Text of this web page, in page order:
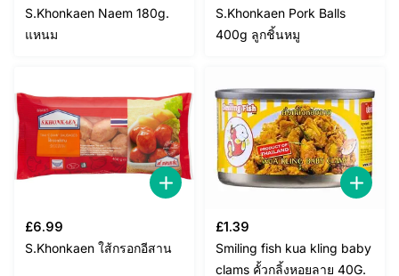
S.Khonkaen Naem 180g.
แหนม
S.Khonkaen Pork Balls
400g ลูกชิ้นหมู
£6.99
S.Khonkaen ใส้กรอกอีสาน
£1.39
Smiling fish kua kling baby
clams คั้วกลิ้งหอยลาย 40G.